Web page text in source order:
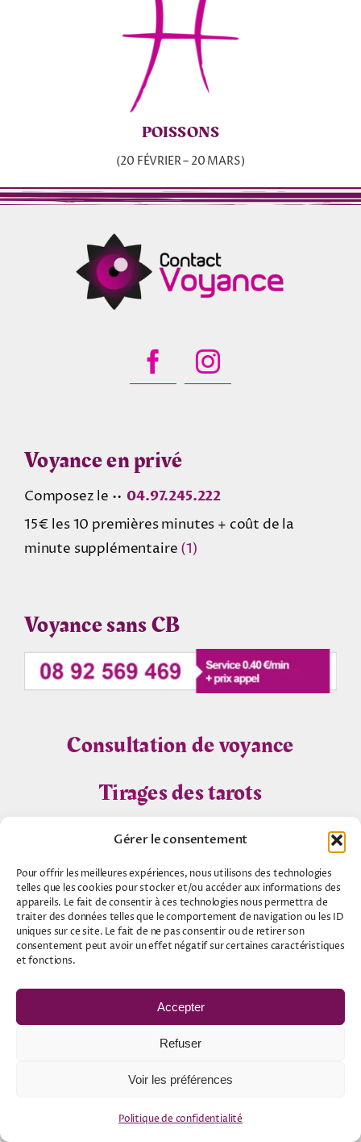
Gérer le consentement
Pour offrir les meilleures expériences, nous utilisons des technologies
telles que les cookies pour stocker et/ou accéder aux informations des
appareils. Le fait de consentir à ces technologies nous permettra de
traiter des données telles que le comportement de navigation ou les ID
uniques sur ce site. Le fait de ne pas consentir ou de retirer son
consentement peut avoir un effet négatif sur certaines caractéristiques
et fonctions.
Accepter
Refuser
Voir les préférences
Politique de confidentialité
POISSONS
(20 FÉVRIER – 20 MARS)
Voyance en privé
Composez le •• 04.97.245.222
15€ les 10 premières minutes + coût de la
minute supplémentaire (1)
Voyance sans CB
Consultation de voyance
Tirages des tarots
Les horoscopes
Le blog ésotérique
Les Magies du monde
Tests astrologiques
Tests numérologiques
Mon compte
Commandes